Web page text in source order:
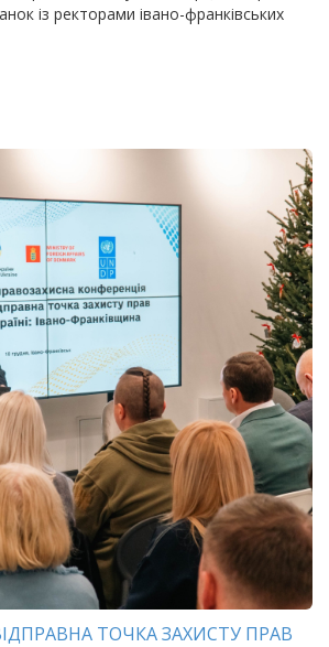
із ректорами івано-франківських
ТОЧКА ЗАХИСТУ ПРАВ